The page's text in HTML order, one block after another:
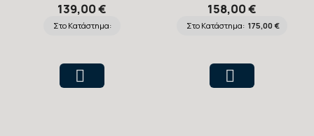
(Regular), Μαύρο
139,00 €
Στο Κατάστημα:
(Regular), Μαύρο
158,00 €
Στο Κατάστημα: 175,00 €